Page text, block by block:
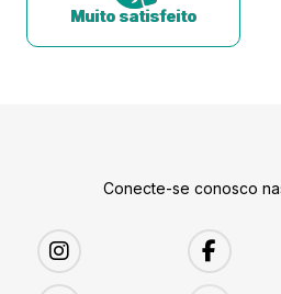
Muito satisfeito
Conecte-se conosco